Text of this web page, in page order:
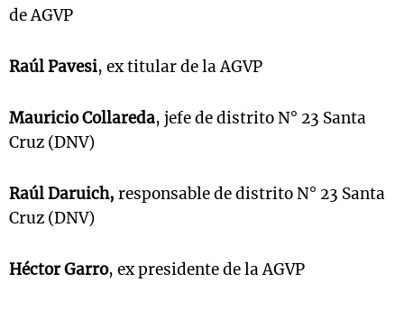
de AGVP
Raúl Pavesi, ex titular de la AGVP
Mauricio Collareda, jefe de distrito N° 23 Santa
Cruz (DNV)
Raúl Daruich, responsable de distrito N° 23 Santa
Cruz (DNV)
Héctor Garro, ex presidente de la AGVP